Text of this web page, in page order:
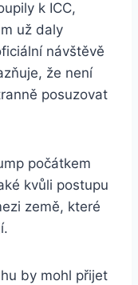
k ICC,
už daly
návštěvě
že není
posuzovat
počátkem
kvůli postupu
země, které
by mohl přijet